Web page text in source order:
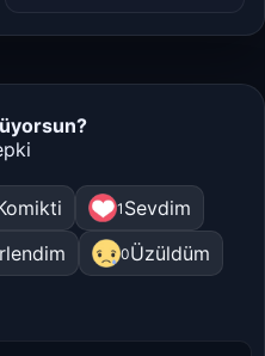
1 Sevdim
0Üzüldüm